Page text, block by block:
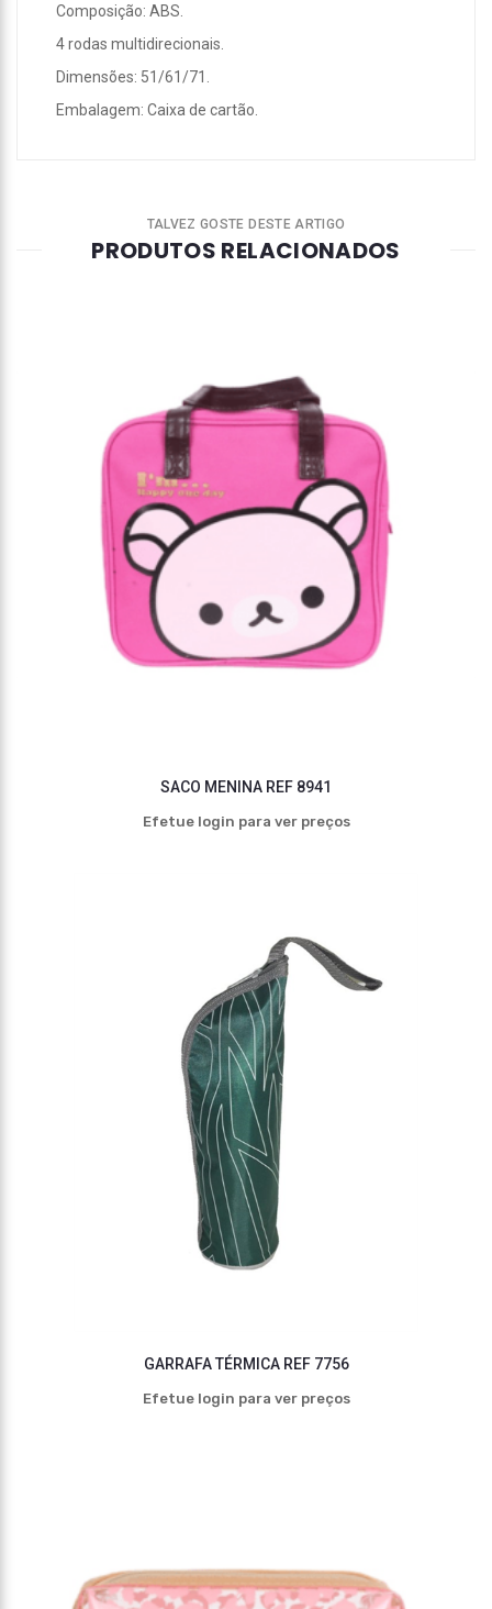
Composição: ABS.
4 rodas multidirecionais.
Dimensões: 51/61/71.
Embalagem: Caixa de cartão.
TALVEZ GOSTE DESTE ARTIGO
PRODUTOS RELACIONADOS
SACO MENINA REF 8941
Efetue login para ver preços
GARRAFA TÉRMICA REF 7756
Efetue login para ver preços